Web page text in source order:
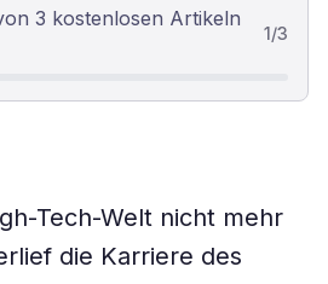
3 kostenlosen Artikeln
1/3
Tech-Welt nicht mehr
die Karriere des